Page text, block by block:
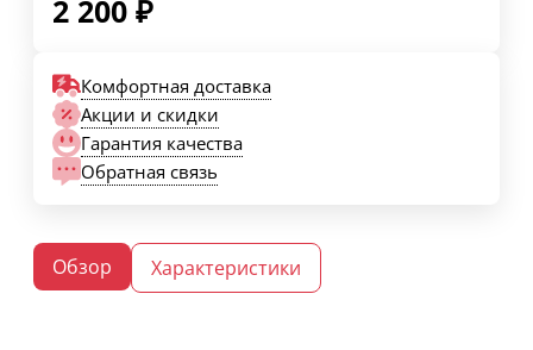
2 200 ₽
Комфортная доставка
Акции и скидки
Гарантия качества
Обратная связь
Обзор Характеристики